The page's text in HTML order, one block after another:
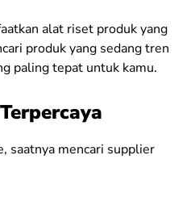
alat riset produk yang
produk yang sedang tren
paling tepat untuk kamu.
saatnya mencari supplier